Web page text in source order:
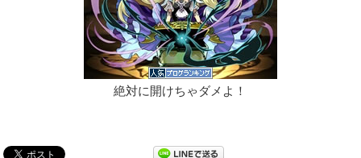
絶対に開けちゃダメよ！